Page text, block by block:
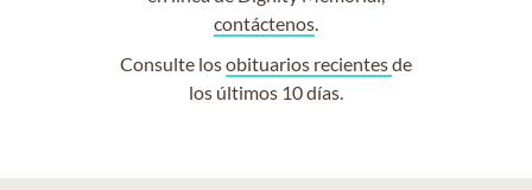
contáctenos.
Consulte losobituarios recientesde
los últimos 10 días.